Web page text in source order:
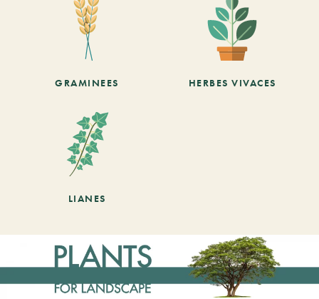
GRAMINEES HERBES VIVACES
LIANES